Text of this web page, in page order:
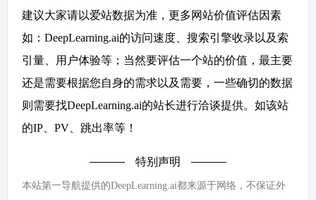
建议大家请以爱站数据为准，更多网站价值评估因素
如：DeepLearning.ai的访问速度、搜索引擎收录以及索
引量、用户体验等；当然要评估一个站的价值，最主要
还是需要根据您自身的需求以及需要，一些确切的数据
则需要找DeepLearning.ai的站长进行洽谈提供。如该站
的IP、PV、跳出率等！
特别声明
本站第一导航提供的DeepLearning.ai都来源于网络，不保证外